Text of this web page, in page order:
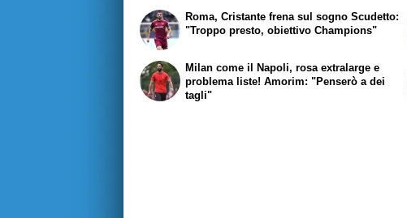
Roma, Cristante frena sul sogno Scudetto:
"Troppo presto, obiettivo Champions"
Milan come il Napoli, rosa extralarge e
problema liste! Amorim: "Penserò a dei
tagli"